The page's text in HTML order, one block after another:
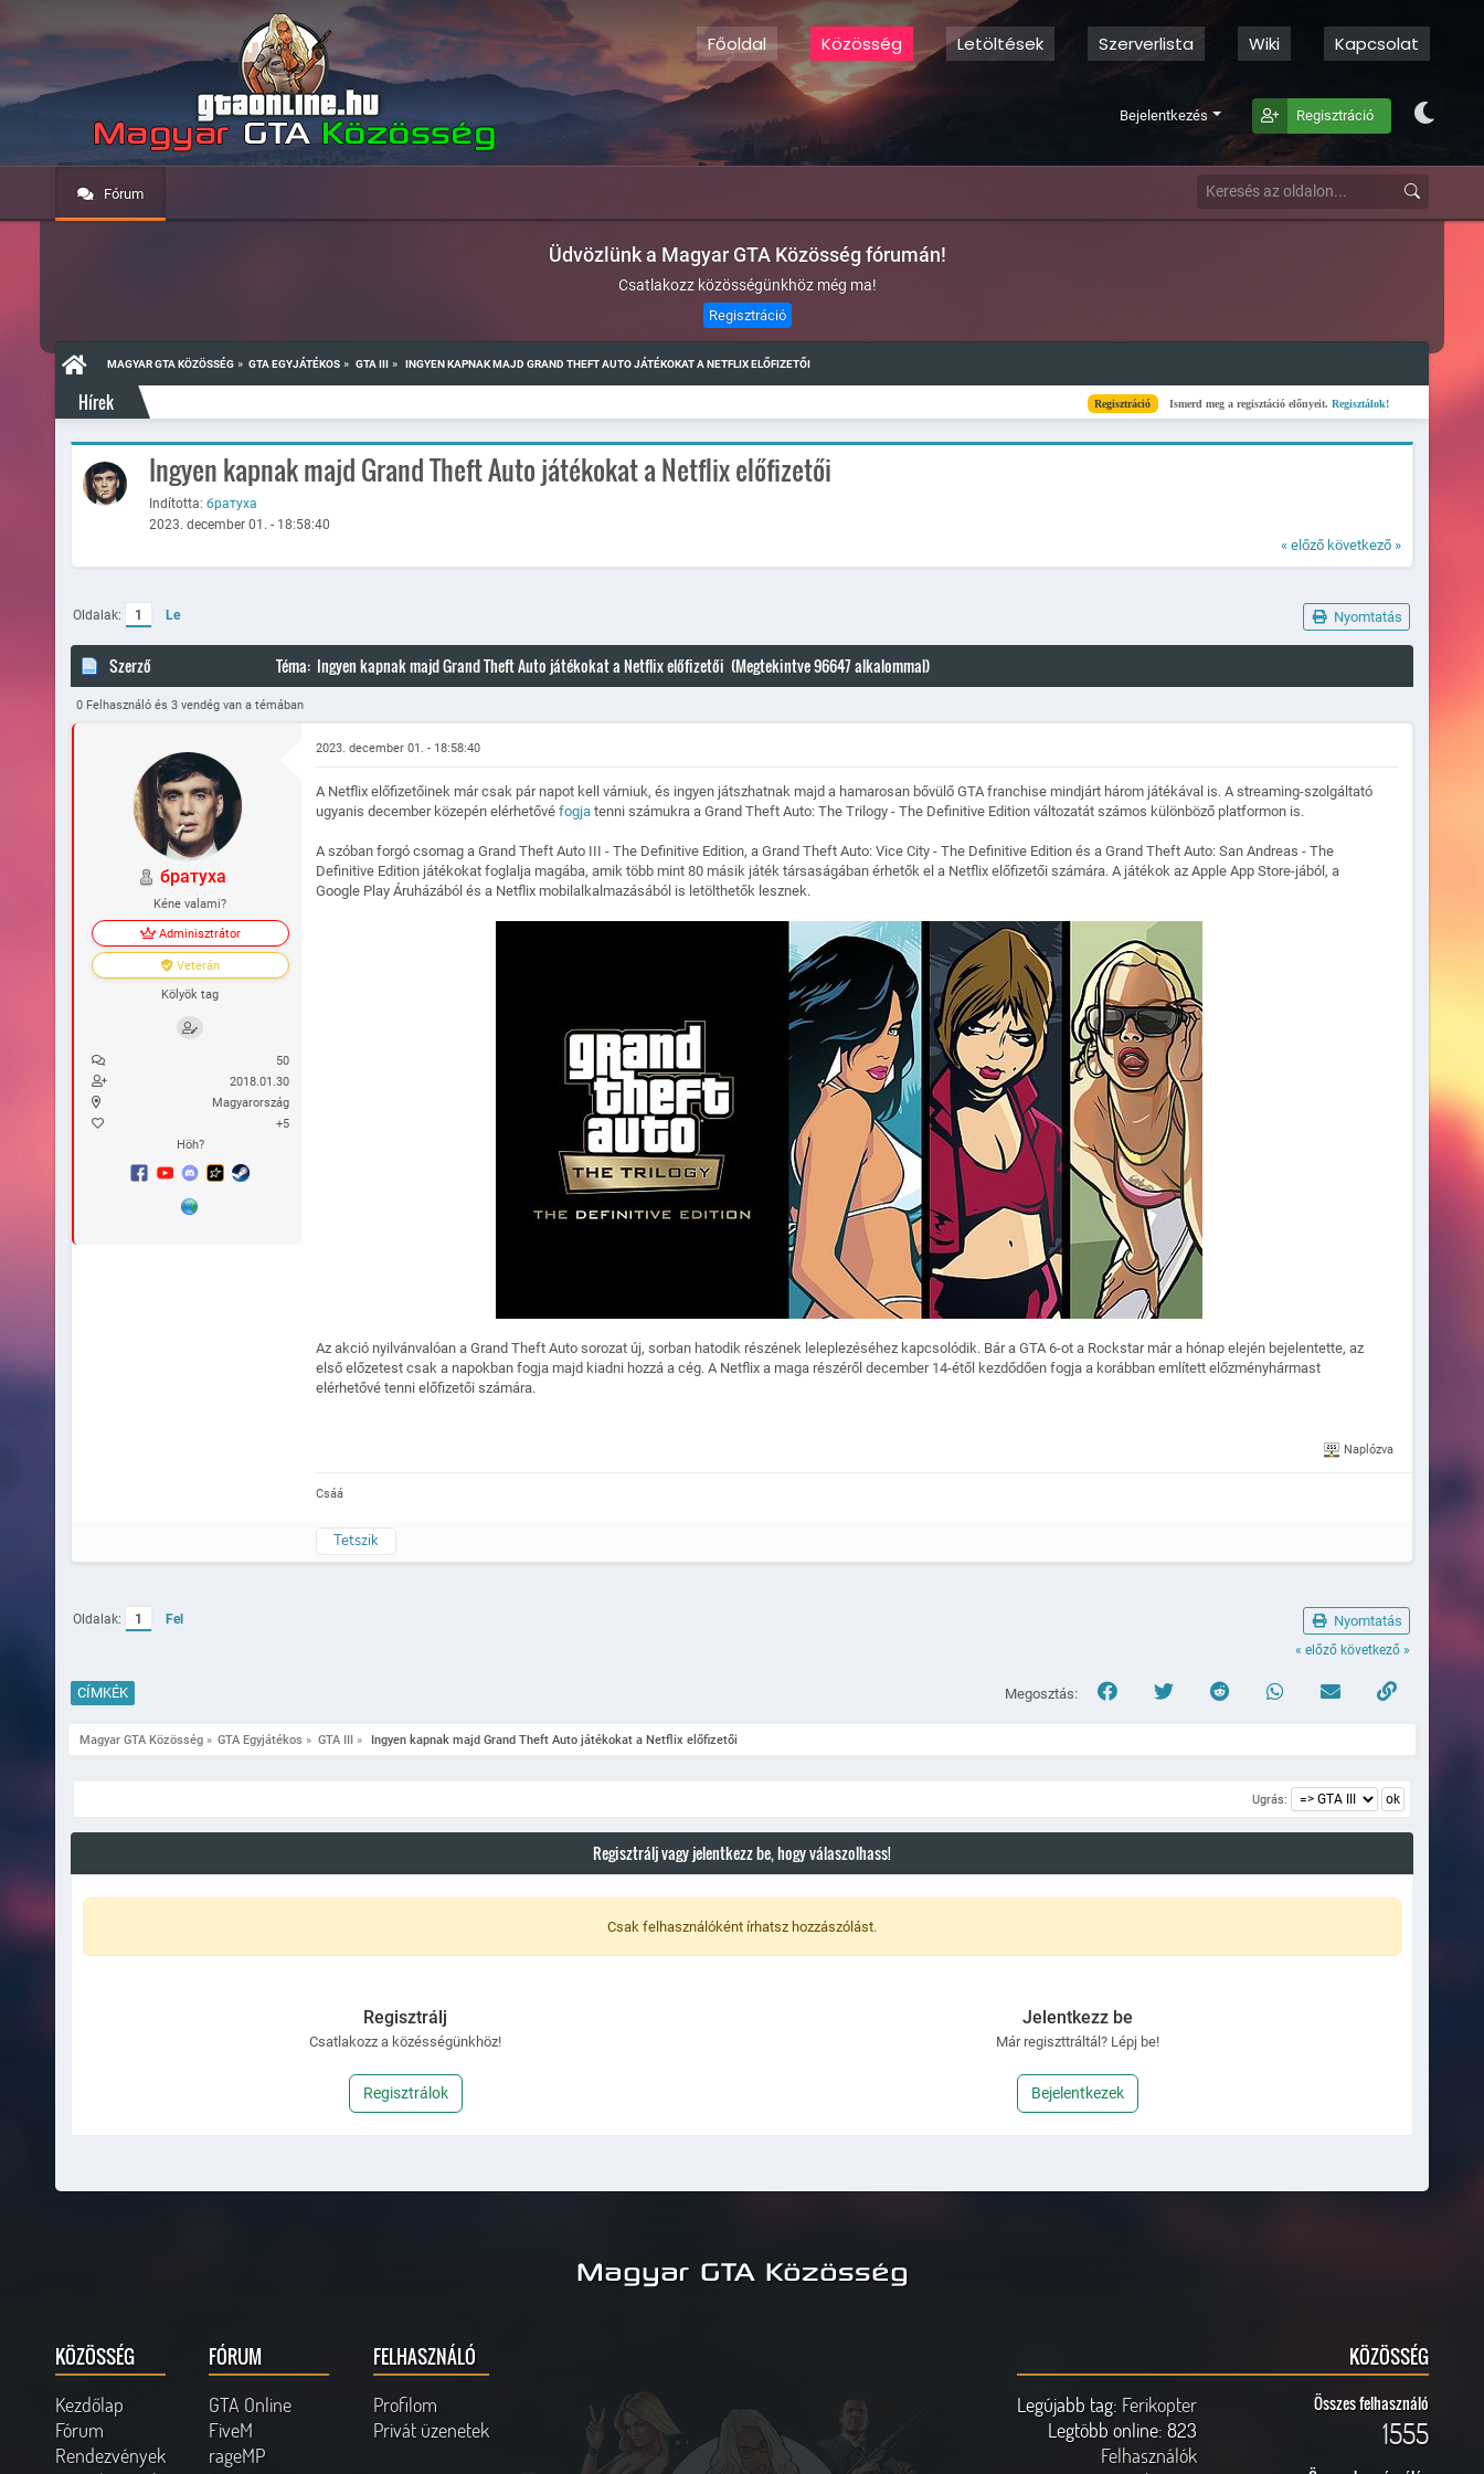
Főoldal Közösség Letöltések Szerverlista Wiki Kapcsolat
Bejelentkezés Regisztráció
Fórum
Üdvözlünk a Magyar GTA Közösség fórumán!
Csatlakozz közösségünkhöz még ma!
Regisztráció
MAGYAR GTA KÖZÖSSÉG » GTA EGYJÁTÉKOS » GTA III » INGYEN KAPNAK MAJD GRAND THEFT AUTO JÁTÉKOKAT A NETFLIX ELŐFIZETŐI
Hírek Ismerd meg a regisztáció előnyeit.Regisztálok! Kész
Ingyen kapnak majd Grand Theft Auto játékokat a Netflix előfizetői
Indította: братуха
2023. december 01. - 18:58:40
« előző következő »
Nyomtatás
Oldalak: 1 Le
Szerző Téma: Ingyen kapnak majd Grand Theft Auto játékokat a Netflix előfizetői (Megtekintve 96647 alkalommal)
0 Felhasználó és 3 vendég van a témában
братуха
Kéne valami?
Adminisztrátor
Veterán
Kölyök tag
50
2018.01.30
Magyarország
+5
Höh?
2023. december 01. - 18:58:40
A Netflix előfizetőinek már csak pár napot kell várniuk, és ingyen játszhatnak majd a hamarosan bővülő GTA franchise mindjárt három játékával is. A streaming-szolgáltató
ugyanis december közepén elérhetővé fogjatenni számukra a Grand Theft Auto: The Trilogy - The Definitive Edition változatát számos különböző platformon is.
A szóban forgó csomag a Grand Theft Auto III - The Definitive Edition, a Grand Theft Auto: Vice City - The Definitive Edition és a Grand Theft Auto: San Andreas - The
Definitive Edition játékokat foglalja magába, amik több mint 80 másik játék társaságában érhetők el a Netflix előfizetői számára. A játékok az Apple App Store-jából, a
Google Play Áruházából és a Netflix mobilalkalmazásából is letölthetők lesznek.
Az akció nyilvánvalóan a Grand Theft Auto sorozat új, sorban hatodik részének leleplezéséhez kapcsolódik. Bár a GTA 6-ot a Rockstar már a hónap elején bejelentette, az
első előzetest csak a napokban fogja majd kiadni hozzá a cég. A Netflix a maga részéről december 14-étől kezdődően fogja a korábban említett előzményhármast
elérhetővé tenni előfizetői számára.
Naplózva
Csáá
Tetszik
Nyomtatás
Oldalak: 1
Fel
« előző következő »
CÍMKÉK Megosztás:
Magyar GTA Közösség » GTA Egyjátékos » GTA III » Ingyen kapnak majd Grand Theft Auto játékokat a Netflix előfizetői
Ugrás:
Regisztrálj vagy jelentkezz be, hogy válaszolhass!
Csak felhasználóként írhatsz hozzászólást.
Regisztrálj
Csatlakozz a közésségünkhöz!
Regisztrálok
Jelentkezz be
Már regiszttráltál? Lépj be!
Bejelentkezek
Magyar GTA Közösség
KÖZÖSSÉG
Kezdőlap
Fórum
Rendezvények
FÓRUM
GTA Online
FiveM
rageMP
FELHASZNÁLÓ
Profilom
Privát üzenetek
KÖZÖSSÉG
Legújabb tag: Ferikopter
Legtöbb online: 823
Felhasználók
Összes felhasználó
1555